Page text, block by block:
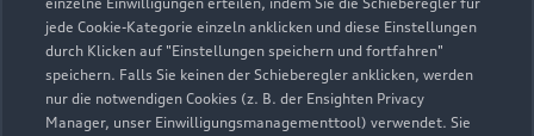
jede Cookie-Kategorie einzeln anklicken und diese Einstellungen
durch Klicken auf "Einstellungen speichern und fortfahren"
speichern. Falls Sie keinen der Schieberegler anklicken, werden
nur die notwendigen Cookies (z. B. der Ensighten Privacy
Manager, unser Einwilligungsmanagementtool) verwendet. Sie
Öffnungszeiten